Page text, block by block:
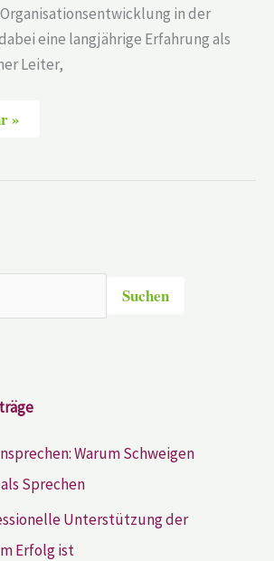
in der
eine langjährige Erfahrung als
Leiter,
»
Suchen
Warum Schweigen
Sprechen
Unterstützung der
Erfolg ist